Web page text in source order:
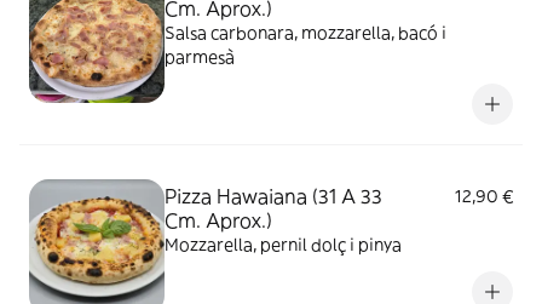
Cm. Aprox.)
Salsa carbonara, mozzarella, bacó i
parmesà
Pizza Hawaiana (31 A 33
Cm. Aprox.)
12,90 €
Mozzarella, pernil dolç i pinya